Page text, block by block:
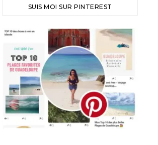
SUIS MOI SUR PINTEREST